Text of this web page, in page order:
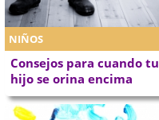
NIÑOS
Consejos para cuando tu
hijo se orina encima